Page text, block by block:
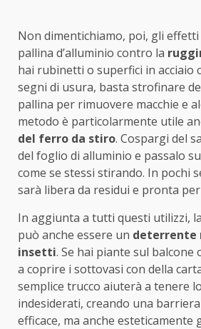
Non dimentichiamo, poi, gli
pallina d’alluminio contro la
hai rubinetti o superfici in acciaio
segni di usura, basta strofinare
pallina per rimuovere macchie e
metodo è particolarmente utile
del ferro da stiro. Cospargi del
del foglio di alluminio e passalo
come se stessi stirando. In pochi
sarà libera da residui e pronta per
In aggiunta a tutti questi utilizzi,
può anche essere un deterrente
insetti. Se hai piante sul
a coprire i sottovasi con della
semplice trucco aiuterà a tenere
indesiderati, creando una
efficace, ma anche esteticamente